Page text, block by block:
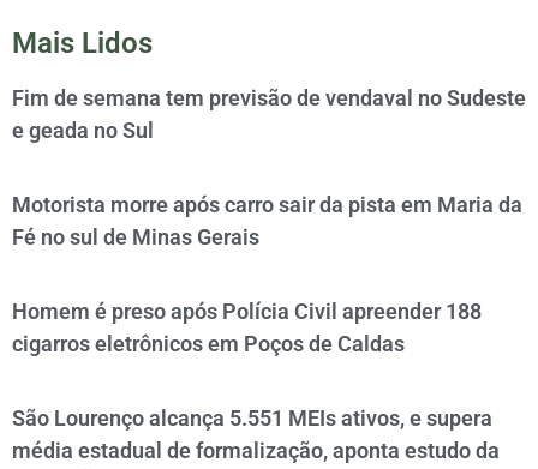
Mais Lidos
Fim de semana tem previsão de vendaval no Sudeste
e geada no Sul
Motorista morre após carro sair da pista em Maria da
Fé no sul de Minas Gerais
Homem é preso após Polícia Civil apreender 188
cigarros eletrônicos em Poços de Caldas
São Lourenço alcança 5.551 MEIs ativos, e supera
média estadual de formalização, aponta estudo da